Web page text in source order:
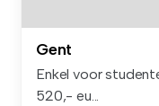
Gent
Enkel voor
520,- eu...